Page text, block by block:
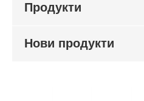
Продукти
Нови продукти